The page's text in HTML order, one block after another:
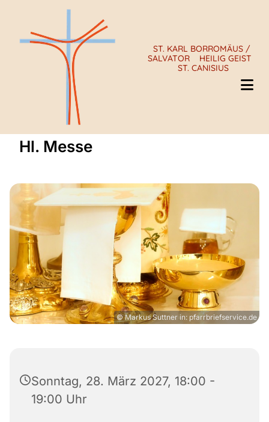
ST. KARL BORROMÄUS /
SALVATOR
HEILIG GEIST
ST. CANISIUS
Hl. Messe
© Markus Suttner in: pfarrbriefservice.de
Sonntag, 28. März 2027, 18:00 -
19:00 Uhr